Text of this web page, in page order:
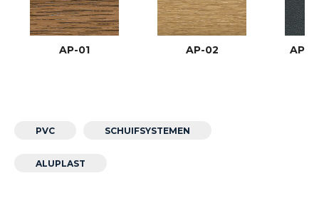
AP-01 AP-02 AP-
PVC SCHUIFSYSTEMEN
ALUPLAST